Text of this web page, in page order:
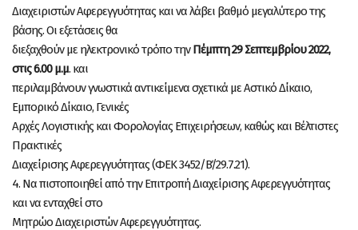
Διαχειριστών Αφερεγγυότητας και να λάβει βαθμό μεγαλύτερο της
βάσης. Οι εξετάσεις θα
διεξαχθούν με ηλεκτρονικό τρόπο τηνΠέμπτη 29 Σεπτεμβρίου 2022,
στις 6.00 μ.μ. και
περιλαμβάνουν γνωστικά αντικείμενα σχετικά με Αστικό Δίκαιο,
Εμπορικό Δίκαιο, Γενικές
Αρχές Λογιστικής και Φορολογίας Επιχειρήσεων, καθώς και Βέλτιστες
Πρακτικές
Διαχείρισης Αφερεγγυότητας (ΦΕΚ 3452/Β΄/29.7.21).
4. Να πιστοποιηθεί από την Επιτροπή Διαχείρισης Αφερεγγυότητας
και να ενταχθεί στο
Μητρώο Διαχειριστών Αφερεγγυότητας.